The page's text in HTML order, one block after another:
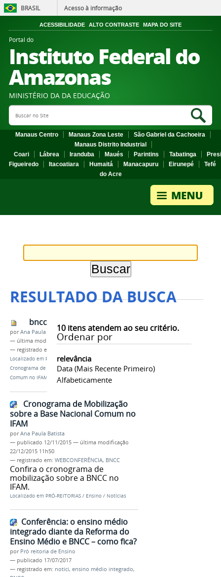
BRASIL Acesso à informação
ACESSIBILIDADE ALTO CONTRASTE MAPA DO SITE
Portal do
Instituto Federal do
Amazonas
MINISTÉRIO DA DA EDUCAÇÃO
Search Site
Manaus Centro Manaus Zona Leste
São Gabriel da Cachoeira
Manaus Distrito Industrial
Coari
Lábrea Iranduba Maués Parintins Tabatinga
Figueiredo
Itacoatiara Humaitá Manacapuru Eirunepé
Tefé
do Acre
RESULTADO DA BUSCA
10itens atendem ao seu critério.
Ordenar por
relevância
Data (mais Recente Primeiro)
Alfabeticamente
bncc
porAna Paula Batista
— última modificação22/12/2015 11h50
— registrado em:
Localizado em PRÓ-REITORIAS /…
Cronograma de Mobilização sobre a Base Nacional
Comum no IFAM
Cronograma de Mobilização
sobre a Base Nacional Comum no
IFAM
porAna Paula Batista
— publicado 12/11/2015 — última modificação
22/12/2015 11h50
— registrado em: WEBCONFERÊNCIA, BNCC
Confira o cronograma de
mobilização sobre a BNCC no
IFAM.
Localizado em PRÓ-REITORIAS / Ensino / Notícias
Conferência: o ensino médio
integrado diante da Reforma do
Ensino Médio e BNCC – como fica?
por Pró reitoria de Ensino
— publicado 17/07/2017
— registrado em: notici, ensino médio integrado,